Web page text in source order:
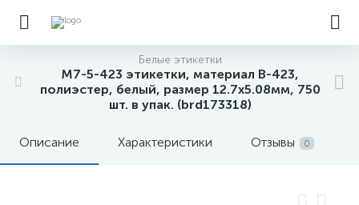
Белые этикетки
M7-5-423 этикетки, материал B-423,
полиэстер, белый, размер 12.7х5.08мм, 750
шт. в упак. (brd173318)
Описание Характеристики Отзывы 0